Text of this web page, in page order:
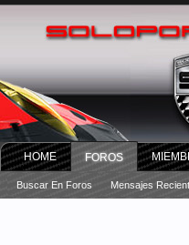
HOME FOROS
Buscar En Foros Mensajes